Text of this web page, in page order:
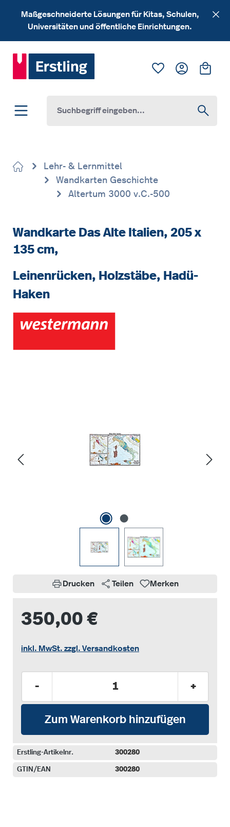
Zum Hauptinhalt springen
Maßgeschneiderte Lösungen für Kitas, Schulen,
Universitäten und öffentliche Einrichtungen.
Du hast 0
Lehr- & Lernmittel
Wandkarten Geschichte
Altertum 3000 v.C.-500
Wandkarte Das Alte Italien, 205 x
135 cm,
Leinenrücken, Holzstäbe, Hadü-
Haken
Drucken Teilen Merken
350,00 €
inkl. MwSt. zzgl. Versandkosten
- +
Zum Warenkorb hinzufügen
Erstling-Artikelnr. 300280
GTIN/EAN 300280